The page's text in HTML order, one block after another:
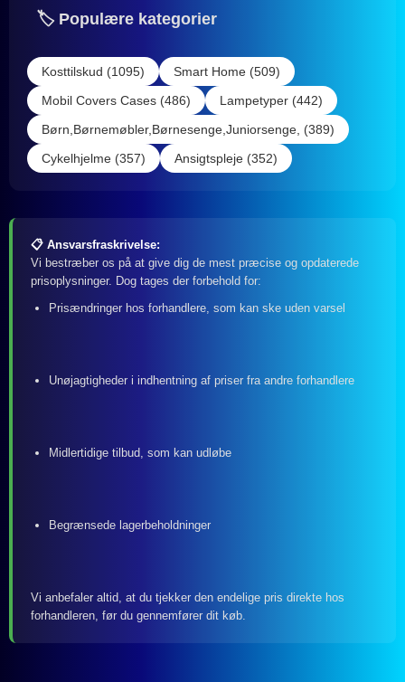
🏷️ Populære kategorier
Kosttilskud (1095)
Smart Home (509)
Mobil Covers Cases (486)
Lampetyper (442)
Børn,Børnemøbler,Børnesenge,Juniorsenge, (389)
Cykelhjelme (357)
Ansigtspleje (352)
📋 Ansvarsfraskrivelse:
Vi bestræber os på at give dig de mest præcise og opdaterede
prisoplysninger. Dog tages der forbehold for:
Prisændringer hos forhandlere, som kan ske uden varsel
Unøjagtigheder i indhentning af priser fra andre forhandlere
Midlertidige tilbud, som kan udløbe
Begrænsede lagerbeholdninger
Vi anbefaler altid, at du tjekker den endelige pris direkte hos
forhandleren, før du gennemfører dit køb.